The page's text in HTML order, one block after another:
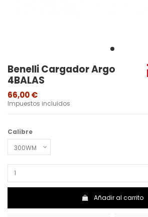
Benelli Cargador Argo
4BALAS
66,00 €
Impuestos incluidos
Calibre
Añadir al carrito